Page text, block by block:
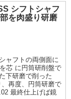
シフトシャフ
を肉盛り研磨
ャフトの両側面に
芯 に円筒研削盤で
下研磨で削った
、再度、円筒研磨で
最終仕上げば鏡